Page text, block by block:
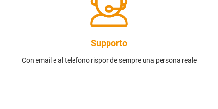
Supporto
Con email e al telefono risponde sempre una persona reale